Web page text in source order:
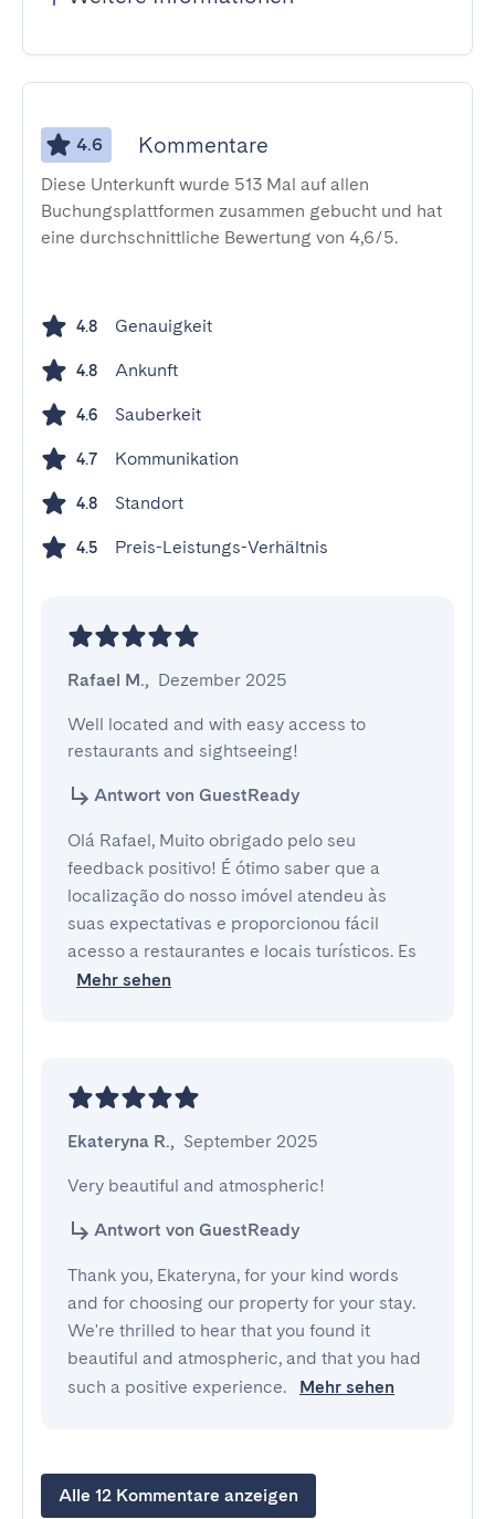
4.6 Kommentare
Diese Unterkunft wurde 513 Mal auf allen
Buchungsplattformen zusammen gebucht und hat
eine durchschnittliche Bewertung von 4,6/5.
4.8 Genauigkeit
4.8 Ankunft
4.6 Sauberkeit
4.7 Kommunikation
4.8 Standort
4.5 Preis-Leistungs-Verhältnis
Rafael M., Dezember 2025
Well located and with easy access to
restaurants and sightseeing!
Antwort von GuestReady
Olá Rafael, Muito obrigado pelo seu
feedback positivo! É ótimo saber que a
localização do nosso imóvel atendeu às
suas expectativas e proporcionou fácil
acesso a restaurantes e locais turísticos. Es
Mehr sehen
Ekateryna R., September 2025
Very beautiful and atmospheric!
Antwort von GuestReady
Thank you, Ekateryna, for your kind words
and for choosing our property for your stay.
We're thrilled to hear that you found it
beautiful and atmospheric, and that you had
such a positive experience.
Mehr sehen
Alle 12 Kommentare anzeigen